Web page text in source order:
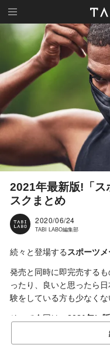
2021年最新版!「ス
スクまとめ
2020/06/24
TABI LABO編集部
続々と登場するスポーツ
発売と同時に即完売する
ったり、良いと思ったら
験をしている方も少なくな
そこで今回は、 2021年に
とめてご紹介。スポーツ
になればと思う。